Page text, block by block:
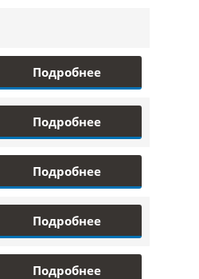
Подробнее
Подробнее
Подробнее
Подробнее
Подробнее